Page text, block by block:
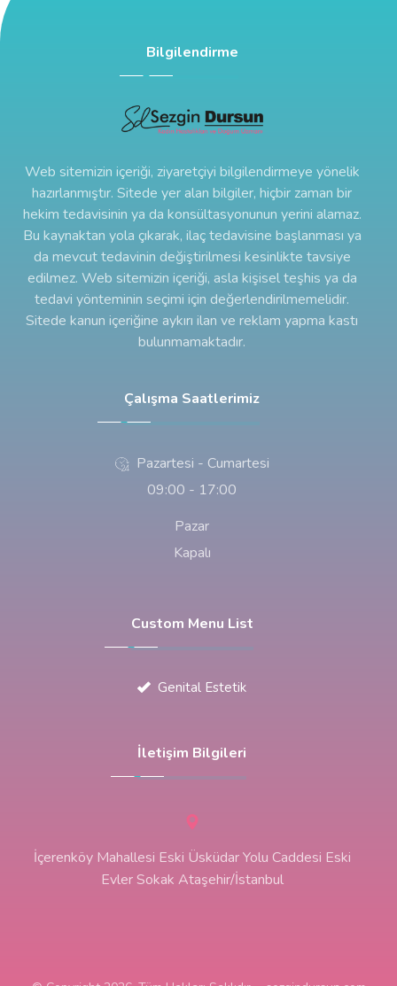
Bilgilendirme
Web sitemizin içeriği, ziyaretçiyi bilgilendirmeye yönelik
hazırlanmıştır. Sitede yer alan bilgiler, hiçbir zaman bir
hekim tedavisinin ya da konsültasyonunun yerini alamaz.
Bu kaynaktan yola çıkarak, ilaç tedavisine başlanması ya
da mevcut tedavinin değiştirilmesi kesinlikte tavsiye
edilmez. Web sitemizin içeriği, asla kişisel teşhis ya da
tedavi yönteminin seçimi için değerlendirilmemelidir.
Sitede kanun içeriğine aykırı ilan ve reklam yapma kastı
bulunmamaktadır.
Çalışma Saatlerimiz
Pazartesi - Cumartesi
09:00 - 17:00
Pazar
Kapalı
Custom Menu List
Genital Estetik
İletişim Bilgileri
İçerenköy Mahallesi Eski Üsküdar Yolu Caddesi Eski
Evler Sokak Ataşehir/İstanbul